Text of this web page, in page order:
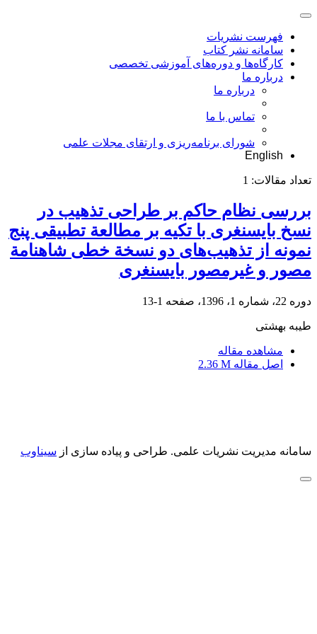
فهرست نشریات
سامانه نشر کتاب
کارگاه‌ها و دوره‌های آموزشی تخصصی
درباره ما
درباره ما
تماس با ما
شورای برنامه‌ریزی و ارتقای مجلات علمی
English
تعداد مقالات: 1
بررسی نظام حاکم بر طراحی تذهیب در
نسخ بایسنغری با تکیه بر مطالعة تطبیقی پنج
نمونه از تذهیب‌های دو نسخة خطی شاهنامة
مصور و غیرمصور بایسنغری
دوره 22، شماره 1، 1396، صفحه 1-13
طیبه بهشتی
مشاهده مقاله
اصل مقاله 2.36 M
سامانه مدیریت نشریات علمی. طراحی و پیاده سازی از سیناوب